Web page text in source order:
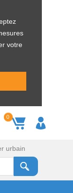
votre
0
urbain